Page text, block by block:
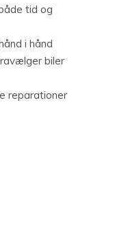
tid og
i hånd
biler
reparationer